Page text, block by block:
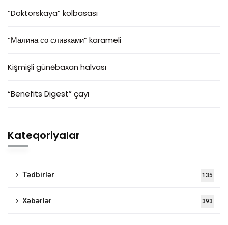
“Doktorskaya” kolbasası
“Малина со сливками” karameli
Kişmişli günəbaxan halvası
“Benefits Digest” çayı
Kateqoriyalar
Tədbirlər 135
Xəbərlər 393